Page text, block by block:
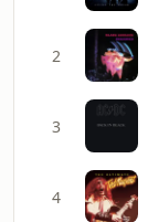
2
3
4